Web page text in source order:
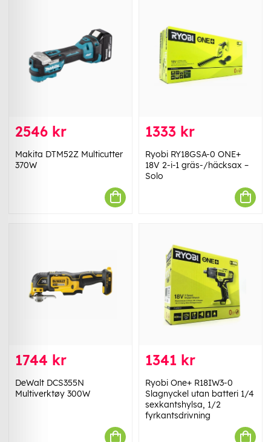
2546 kr
Makita DTM52Z Multicutter
370W
1333 kr
Ryobi RY18GSA-0 ONE+
18V 2-i-1 gräs-/häcksax –
Solo
1744 kr
DeWalt DCS355N
Multiverktøy 300W
1341 kr
Ryobi One+ R18IW3-0
Slagnyckel utan batteri 1/4
sexkantshylsa, 1/2
fyrkantsdrivning